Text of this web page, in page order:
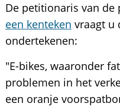
De petitionaris van de
een kenteken vraagt u
ondertekenen:
"E-bikes, waaronder
problemen in het
een oranje